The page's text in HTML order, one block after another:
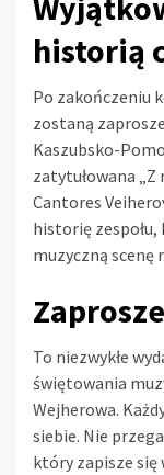
historią
Po zakończeniu
zostaną
Kaszubsko-
zatytułowana „Z
Cantores
historię
muzyczną scenę
To niezwykłe
świętowania
Wejherowa.
siebie. Nie
który zapisze